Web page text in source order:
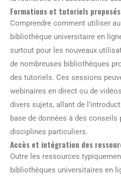
Formations et tutoriels proposés
Comprendre comment utiliser
bibliothèque universitaire en
surtout pour les nouveaux
de nombreuses bibliothèques
des tutoriels. Ces sessions
webinaires en direct ou de
divers sujets, allant de
base de données à des
disciplines particuliers.
Accès et intégration des
Outre les ressources
bibliothèques universitaires en